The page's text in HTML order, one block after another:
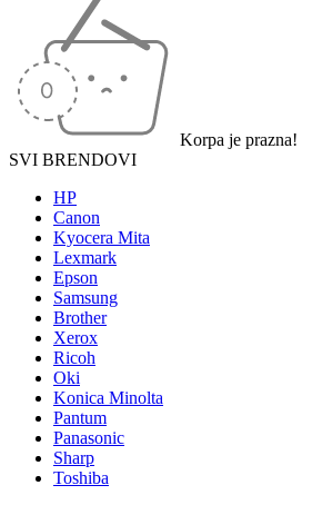
Korpa je prazna!
SVI BRENDOVI
HP
Canon
Kyocera Mita
Lexmark
Epson
Samsung
Brother
Xerox
Ricoh
Oki
Konica Minolta
Pantum
Panasonic
Sharp
Toshiba